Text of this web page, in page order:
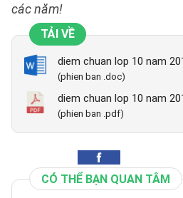
các năm!
TẢI VỀ
diem chuan lop 10 nam
(phien ban .doc)
diem chuan lop 10 nam
(phien ban .pdf)
CÓ THỂ BẠN QUAN TÂM